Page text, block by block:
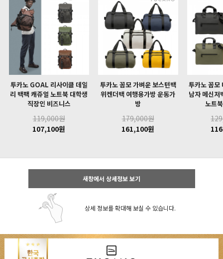
투카노 GOAL 리사이클 데일
리 백팩 캐쥬얼 노트북 대학생
직장인 비즈니스
119,000원
107,100원
투카노 꼼모 가벼운 보스턴백
위켄더백 여행용가방 운동가
방
179,000원
161,100원
투카노 꼼모
남자 메신저
노트
새창에서 상세정보 보기
상세 정보를 확대해 보실 수 있습니다.